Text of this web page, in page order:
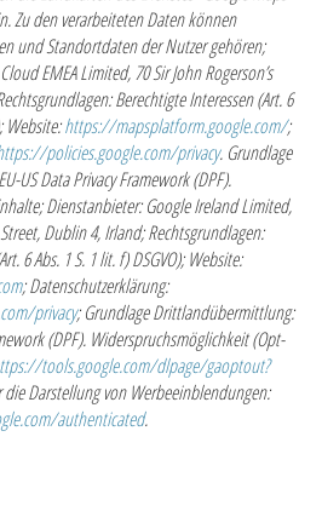
Zu den verarbeiteten Daten können
und Standortdaten der Nutzer gehören;
EMEA Limited, 70 Sir John Rogerson’s
Berechtigte Interessen (Art. 6
Website:https://mapsplatform.google.com/;
policies.google.com/privacy. Grundlage
US Data Privacy Framework (DPF).
Dienstanbieter:Google Ireland Limited,
Dublin 4, Irland;Rechtsgrundlagen:
6 Abs. 1 S. 1 lit. f) DSGVO);Website:
;Datenschutzerklärung:
privacy;Grundlage Drittlandübermittlung:
(DPF). Widerspruchsmöglichkeit (Opt-
tools.google.com/dlpage/gaoptout?
Darstellung von Werbeeinblendungen:
authenticated.